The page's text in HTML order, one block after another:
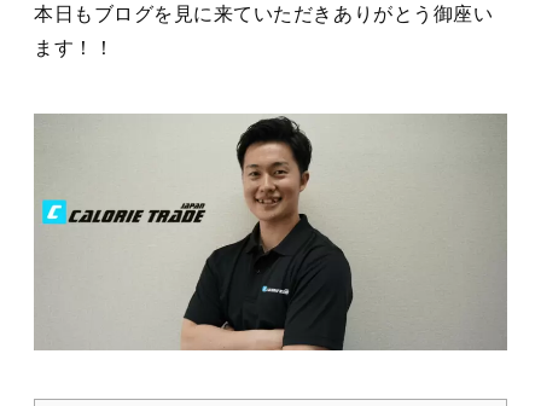
本日もブログを見に来ていただきありがとう御座い
ます！！